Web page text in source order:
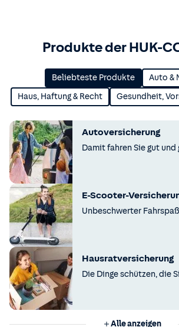
Produkte der HUK-
Beliebteste Produkte Auto &
Haus, Haftung & Recht Gesundheit,
Autoversicherung
Damit fahren Sie gut und
E-Scooter-
Unbeschwerter
Hausratversicherung
Die Dinge schützen, die
Alle anzeigen